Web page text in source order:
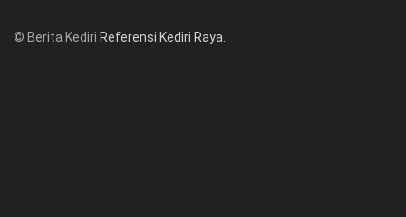
© Berita Kediri Referensi Kediri Raya.